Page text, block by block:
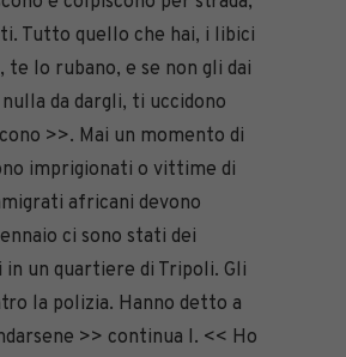
Tutto quello che hai, i libici
te lo rubano, e se non gli dai
da dargli, ti uccidono
>>. Mai un momento di
imprigionati o vittime di
africani devono
ci sono stati dei
un quartiere di Tripoli. Gli
la polizia. Hanno detto a
>> continua I. << Ho